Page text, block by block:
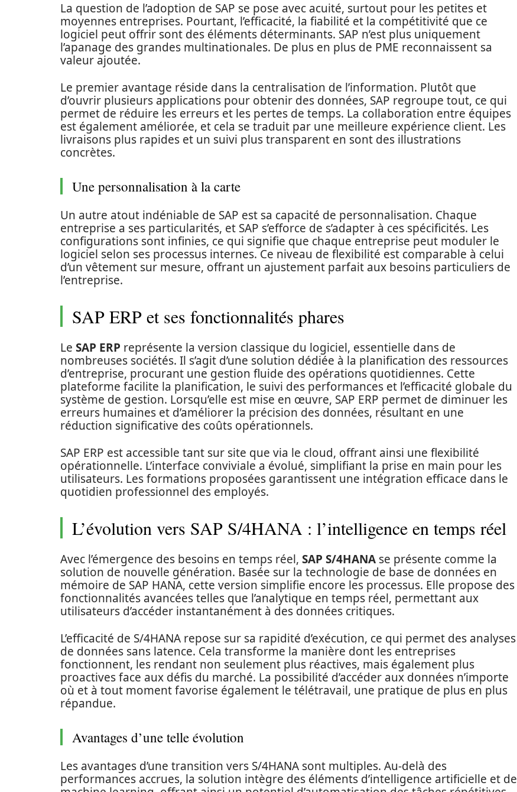
La question de l’adoption de SAP se pose avec acuité, surtout pour les petites et
moyennes entreprises. Pourtant, l’efficacité, la fiabilité et la compétitivité que ce
logiciel peut offrir sont des éléments déterminants. SAP n’est plus uniquement
l’apanage des grandes multinationales. De plus en plus de PME reconnaissent sa
valeur ajoutée.
Le premier avantage réside dans la centralisation de l’information. Plutôt que
d’ouvrir plusieurs applications pour obtenir des données, SAP regroupe tout, ce qui
permet de réduire les erreurs et les pertes de temps. La collaboration entre équipes
est également améliorée, et cela se traduit par une meilleure expérience client. Les
livraisons plus rapides et un suivi plus transparent en sont des illustrations
concrètes.
Une personnalisation à la carte
Un autre atout indéniable de SAP est sa capacité de personnalisation. Chaque
entreprise a ses particularités, et SAP s’efforce de s’adapter à ces spécificités. Les
configurations sont infinies, ce qui signifie que chaque entreprise peut moduler le
logiciel selon ses processus internes. Ce niveau de flexibilité est comparable à celui
d’un vêtement sur mesure, offrant un ajustement parfait aux besoins particuliers de
l’entreprise.
SAP ERP et ses fonctionnalités phares
Le SAP ERP représente la version classique du logiciel, essentielle dans de
nombreuses sociétés. Il s’agit d’une solution dédiée à la planification des ressources
d’entreprise, procurant une gestion fluide des opérations quotidiennes. Cette
plateforme facilite la planification, le suivi des performances et l’efficacité globale du
système de gestion. Lorsqu’elle est mise en œuvre, SAP ERP permet de diminuer les
erreurs humaines et d’améliorer la précision des données, résultant en une
réduction significative des coûts opérationnels.
SAP ERP est accessible tant sur site que via le cloud, offrant ainsi une flexibilité
opérationnelle. L’interface conviviale a évolué, simplifiant la prise en main pour les
utilisateurs. Les formations proposées garantissent une intégration efficace dans le
quotidien professionnel des employés.
L’évolution vers SAP S/4HANA : l’intelligence en temps réel
Avec l’émergence des besoins en temps réel, SAP S/4HANA se présente comme la
solution de nouvelle génération. Basée sur la technologie de base de données en
mémoire de SAP HANA, cette version simplifie encore les processus. Elle propose des
fonctionnalités avancées telles que l’analytique en temps réel, permettant aux
utilisateurs d’accéder instantanément à des données critiques.
L’efficacité de S/4HANA repose sur sa rapidité d’exécution, ce qui permet des analyses
de données sans latence. Cela transforme la manière dont les entreprises
fonctionnent, les rendant non seulement plus réactives, mais également plus
proactives face aux défis du marché. La possibilité d’accéder aux données n’importe
où et à tout moment favorise également le télétravail, une pratique de plus en plus
répandue.
Avantages d’une telle évolution
Les avantages d’une transition vers S/4HANA sont multiples. Au-delà des
performances accrues, la solution intègre des éléments d’intelligence artificielle et de